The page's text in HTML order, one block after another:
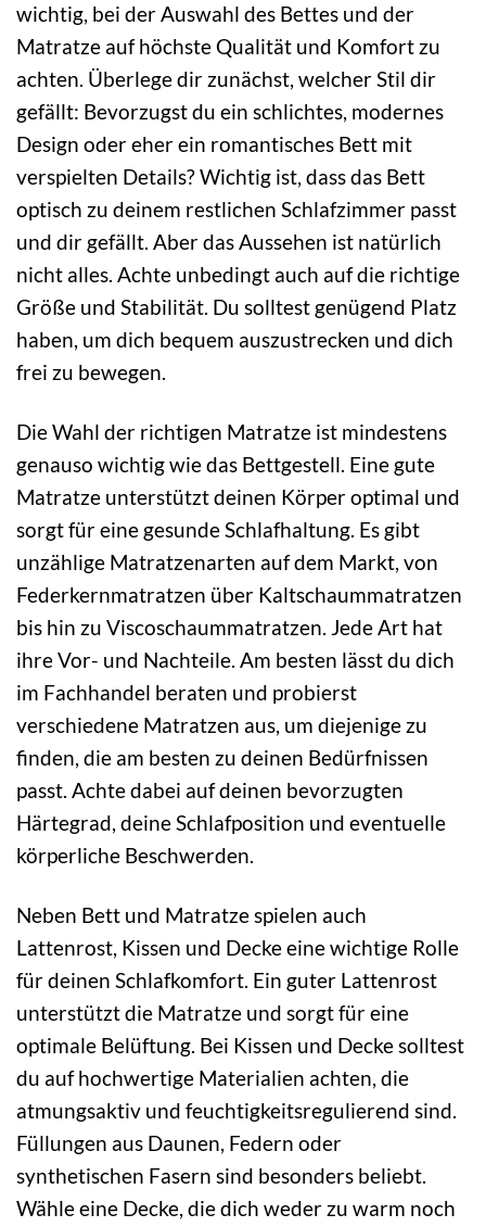
wichtig, bei der Auswahl des Bettes und der
Matratze auf höchste Qualität und Komfort zu
achten. Überlege dir zunächst, welcher Stil dir
gefällt: Bevorzugst du ein schlichtes, modernes
Design oder eher ein romantisches Bett mit
verspielten Details? Wichtig ist, dass das Bett
optisch zu deinem restlichen Schlafzimmer passt
und dir gefällt. Aber das Aussehen ist natürlich
nicht alles. Achte unbedingt auch auf die richtige
Größe und Stabilität. Du solltest genügend Platz
haben, um dich bequem auszustrecken und dich
frei zu bewegen.
Die Wahl der richtigen Matratze ist mindestens
genauso wichtig wie das Bettgestell. Eine gute
Matratze unterstützt deinen Körper optimal und
sorgt für eine gesunde Schlafhaltung. Es gibt
unzählige Matratzenarten auf dem Markt, von
Federkernmatratzen über Kaltschaummatratzen
bis hin zu Viscoschaummatratzen. Jede Art hat
ihre Vor- und Nachteile. Am besten lässt du dich
im Fachhandel beraten und probierst
verschiedene Matratzen aus, um diejenige zu
finden, die am besten zu deinen Bedürfnissen
passt. Achte dabei auf deinen bevorzugten
Härtegrad, deine Schlafposition und eventuelle
körperliche Beschwerden.
Neben Bett und Matratze spielen auch
Lattenrost, Kissen und Decke eine wichtige Rolle
für deinen Schlafkomfort. Ein guter Lattenrost
unterstützt die Matratze und sorgt für eine
optimale Belüftung. Bei Kissen und Decke solltest
du auf hochwertige Materialien achten, die
atmungsaktiv und feuchtigkeitsregulierend sind.
Füllungen aus Daunen, Federn oder
synthetischen Fasern sind besonders beliebt.
Wähle eine Decke, die dich weder zu warm noch